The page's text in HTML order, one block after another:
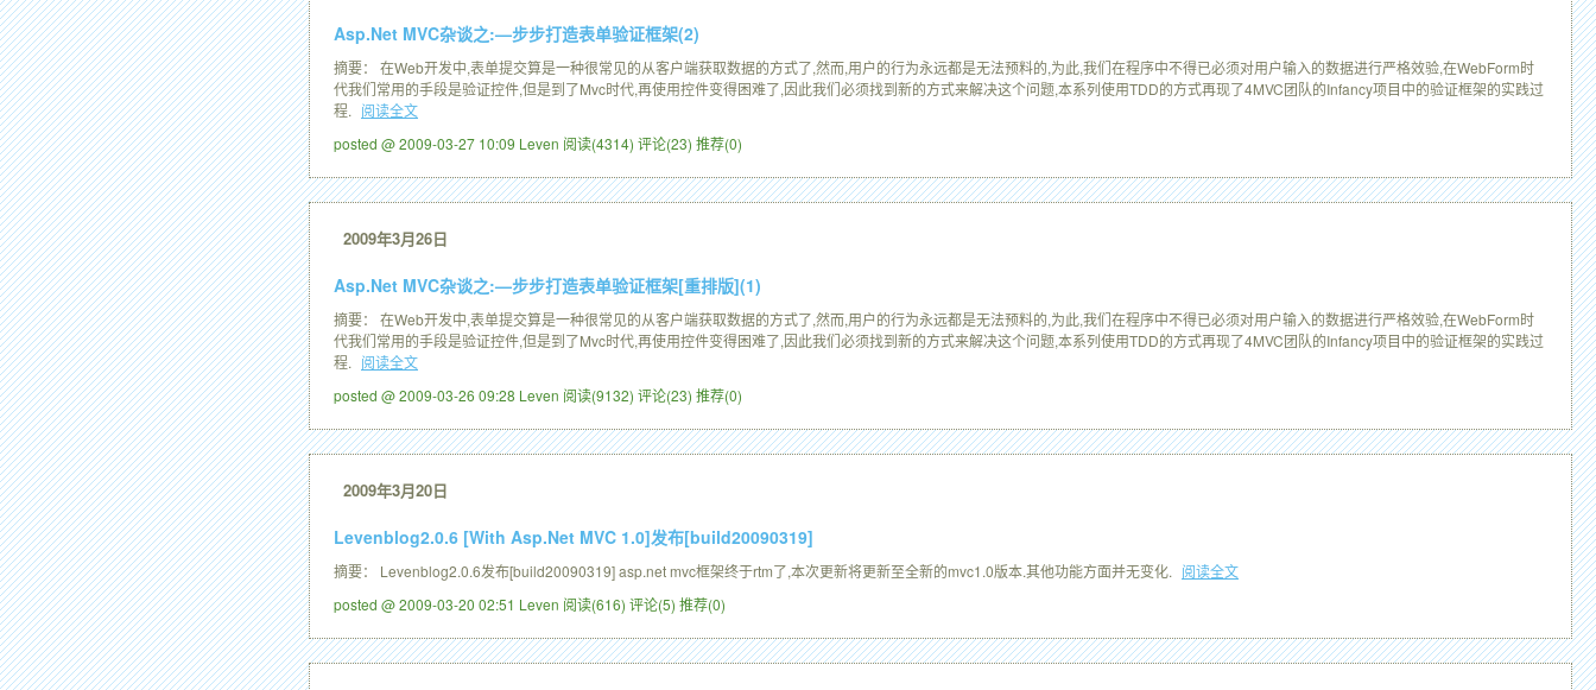
Asp.Net MVC杂谈之:—步步打造表单验证框架(2)
摘要： 在Web开发中,表单提交算是一种很常见的从客户端获取数据的方式了,然而,用户的行为永远都是无法预料的,为此,我们在程序中不得已必须对用户输入的数据进行严格效验,在WebForm时
代我们常用的手段是验证控件,但是到了Mvc时代,再使用控件变得困难了,因此我们必须找到新的方式来解决这个问题,本系列使用TDD的方式再现了4MVC团队的Infancy项目中的验证框架的实践过
程. 阅读全文
posted @ 2009-03-27 10:09 Leven 阅读(4314) 评论(23) 推荐(0)
2009年3月26日
Asp.Net MVC杂谈之:—步步打造表单验证框架[重排版](1)
摘要： 在Web开发中,表单提交算是一种很常见的从客户端获取数据的方式了,然而,用户的行为永远都是无法预料的,为此,我们在程序中不得已必须对用户输入的数据进行严格效验,在WebForm时
代我们常用的手段是验证控件,但是到了Mvc时代,再使用控件变得困难了,因此我们必须找到新的方式来解决这个问题,本系列使用TDD的方式再现了4MVC团队的Infancy项目中的验证框架的实践过
程. 阅读全文
posted @ 2009-03-26 09:28 Leven 阅读(9132) 评论(23) 推荐(0)
2009年3月20日
Levenblog2.0.6 [With Asp.Net MVC 1.0]发布[build20090319]
摘要： Levenblog2.0.6发布[build20090319] asp.net mvc框架终于rtm了,本次更新将更新至全新的mvc1.0版本.其他功能方面并无变化. 阅读全文
posted @ 2009-03-20 02:51 Leven 阅读(616) 评论(5) 推荐(0)